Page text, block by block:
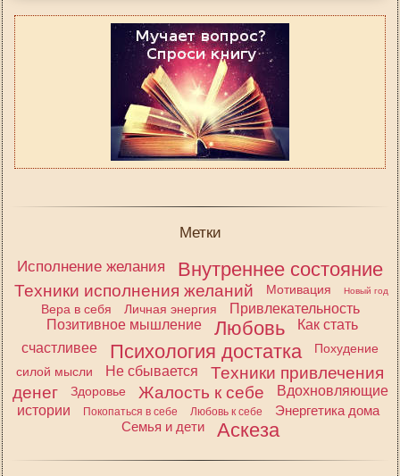
Метки
Исполнение желания
Внутреннее состояние
Техники исполнения желаний Мотивация Новый год
Вера в себя Личная энергия
Привлекательность
Позитивное мышление
Любовь
Как стать
счастливее
Психология достатка
Похудение
силой мысли
Не сбывается
Техники привлечения
денег
Здоровье Жалость к себе
Вдохновляющие
истории
Покопаться в себе Любовь к себе
Энергетика дома
Семья и дети
Аскеза